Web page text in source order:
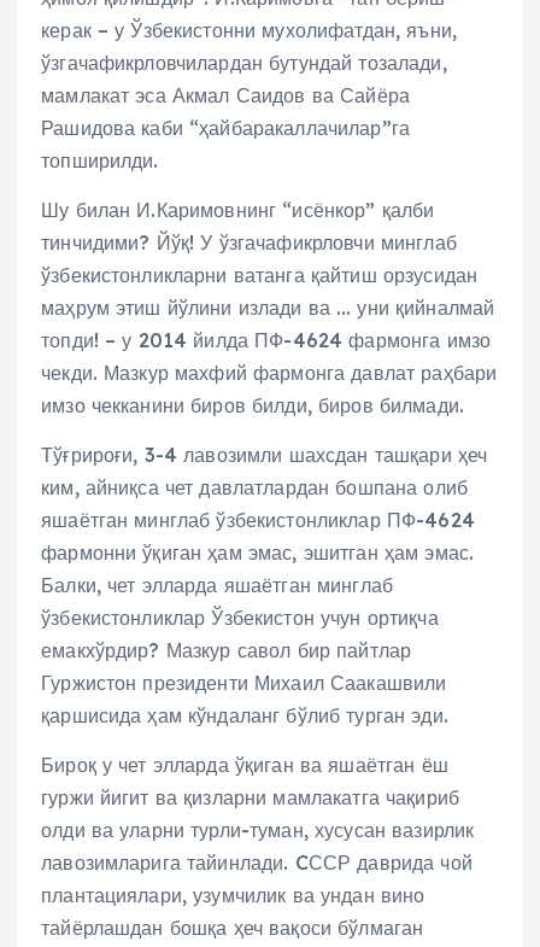
керак – у Ўзбекистонни мухолифатдан, яъни,
ўзгачафикрловчилардан бутундай тозалади,
мамлакат эса Акмал Саидов ва Сайёра
Рашидова каби “ҳайбаракаллачилар”га
топширилди.
Шу билан И.Каримовнинг “исёнкор” қалби
тинчидими? Йўқ! У ўзгачафикрловчи минглаб
ўзбекистонликларни ватанга қайтиш орзусидан
маҳрум этиш йўлини излади ва … уни қийналмай
топди! – у 2014 йилда ПФ-4624 фармонга имзо
чекди. Мазкур махфий фармонга давлат раҳбари
имзо чекканини биров билди, биров билмади.
Тўғрироғи, 3-4 лавозимли шахсдан ташқари ҳеч
ким, айниқса чет давлатлардан бошпана олиб
яшаётган минглаб ўзбекистонликлар ПФ-4624
фармонни ўқиган ҳам эмас, эшитган ҳам эмас.
Балки, чет элларда яшаётган минглаб
ўзбекистонликлар Ўзбекистон учун ортиқча
емакхўрдир? Мазкур савол бир пайтлар
Гуржистон президенти Михаил Саакашвили
қаршисида ҳам кўндаланг бўлиб турган эди.
Бироқ у чет элларда ўқиган ва яшаётган ёш
гуржи йигит ва қизларни мамлакатга чақириб
олди ва уларни турли-туман, хусусан вазирлик
лавозимларига тайинлади. CССР даврида чой
плантациялари, узумчилик ва ундан вино
тайёрлашдан бошқа ҳеч вақоси бўлмаган